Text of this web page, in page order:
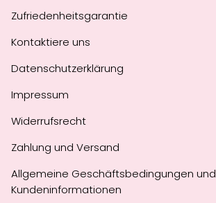
Zufriedenheitsgarantie
Kontaktiere uns
Datenschutzerklärung
Impressum
Widerrufsrecht
Zahlung und Versand
Allgemeine Geschäftsbedingungen und
Kundeninformationen